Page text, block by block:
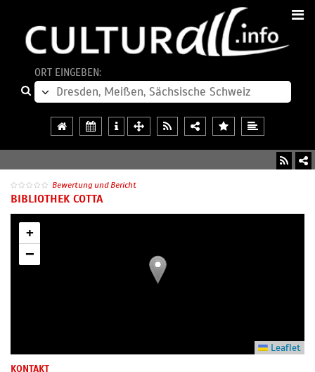
ORT EINGEBEN:
Bewertung und Bericht
BIBLIOTHEK COTTA
+
−
Leaflet
KONTAKT